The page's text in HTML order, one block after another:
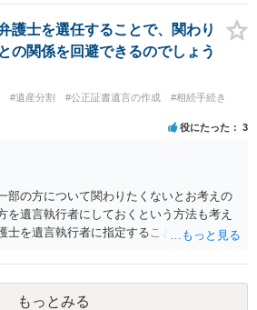
ます。
護士を選任することで、関わり
の関係を回避できるのでしょう
#遺産分割 #公正証書遺言の作成
#相続手続き
役にたった 3
部の方について関わりたくないとお考えの
を遺言執行者にしておくという方法も考え
士を遺言執行者に指定することもできます
ておくという方法もあります。 一度、弁護
をお勧めいたします。
もっとみる